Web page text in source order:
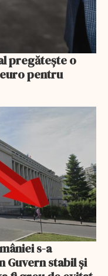
pregătește o
pentru
s-a
Guvern stabil și